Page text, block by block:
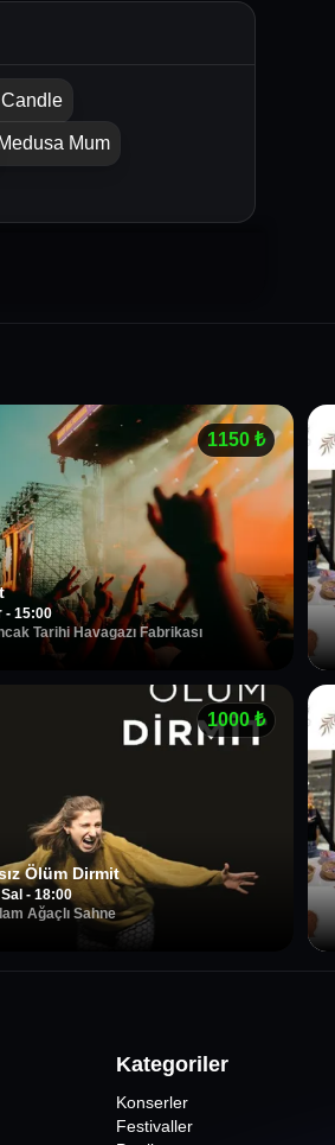
Medusa Mum
1150 ₺
- 15:00
Tarihi Havagazı Fabrikası
1000₺
Ölüm Dirmit
- 18:00
Ağaçlı Sahne
Kategoriler
Konserler
Festivaller